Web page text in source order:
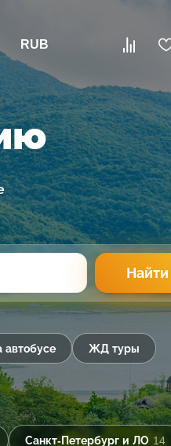
RUB
Найти
автобусе ЖД туры
Санкт-Петербург и ЛО 14